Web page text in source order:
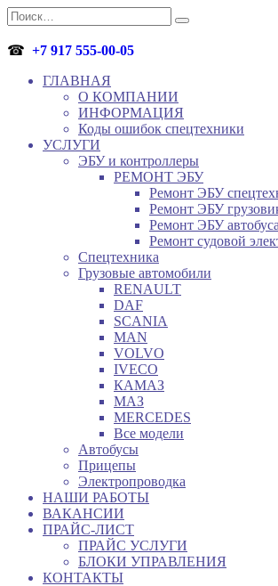
Перейти
к
содержанию
Search
for:
☎ +7 917 555-00-05
ГЛАВНАЯ
О КОМПАНИИ
ИНФОРМАЦИЯ
Коды ошибок спецтехники
УСЛУГИ
ЭБУ и контроллеры
РЕМОНТ ЭБУ
Ремонт ЭБУ
Ремонт ЭБУ
Ремонт ЭБУ автобуса
Ремонт судовой
Спецтехника
Грузовые автомобили
RENAULT
DAF
SCANIA
MAN
VOLVO
IVECO
КАМАЗ
МАЗ
MERCEDES
Все модели
Автобусы
Прицепы
Электропроводка
НАШИ РАБОТЫ
ВАКАНСИИ
ПРАЙС-ЛИСТ
ПРАЙС УСЛУГИ
БЛОКИ УПРАВЛЕНИЯ
КОНТАКТЫ